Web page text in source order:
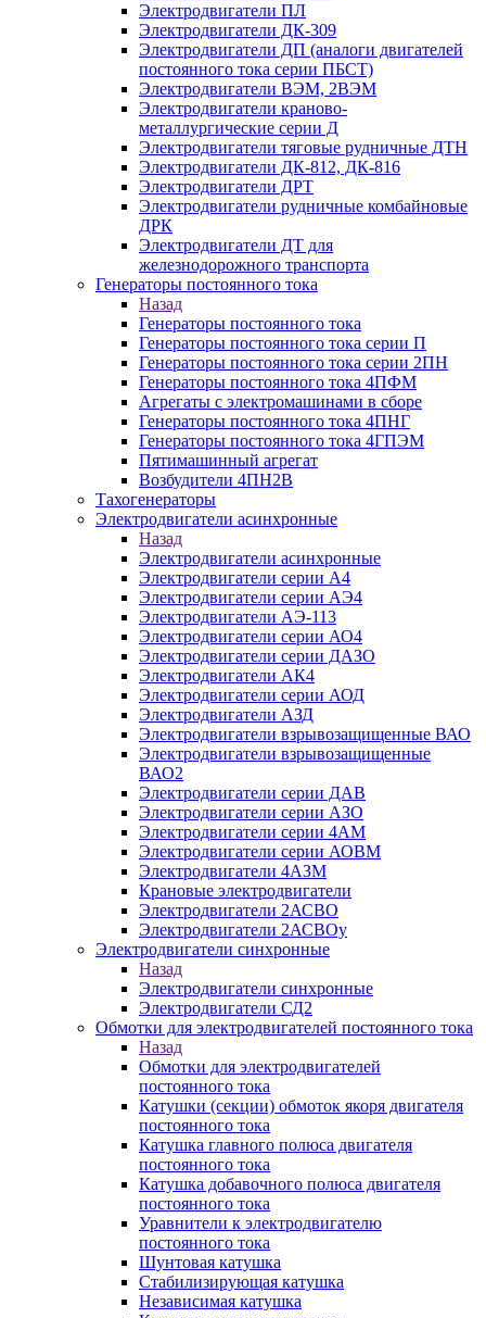
Электродвигатели ПЛ
Электродвигатели ДК-309
Электродвигатели ДП (аналоги двигателей
постоянного тока серии ПБСТ)
Электродвигатели ВЭМ, 2ВЭМ
Электродвигатели краново-
металлургические серии Д
Электродвигатели тяговые рудничные ДТН
Электродвигатели ДК-812, ДК-816
Электродвигатели ДРТ
Электродвигатели рудничные комбайновые
ДРК
Электродвигатели ДТ для
железнодорожного транспорта
Генераторы постоянного тока
Назад
Генераторы постоянного тока
Генераторы постоянного тока серии П
Генераторы постоянного тока серии 2ПН
Генераторы постоянного тока 4ПФМ
Агрегаты с электромашинами в сборе
Генераторы постоянного тока 4ПНГ
Генераторы постоянного тока 4ГПЭМ
Пятимашинный агрегат
Возбудители 4ПН2В
Тахогенераторы
Электродвигатели асинхронные
Назад
Электродвигатели асинхронные
Электродвигатели серии А4
Электродвигатели серии АЭ4
Электродвигатели АЭ-113
Электродвигатели серии АО4
Электродвигатели серии ДАЗО
Электродвигатели АК4
Электродвигатели серии АОД
Электродвигатели АЗД
Электродвигатели взрывозащищенные ВАО
Электродвигатели взрывозащищенные
ВАО2
Электродвигатели серии ДАВ
Электродвигатели серии АЗО
Электродвигатели серии 4АМ
Электродвигатели серии АОВМ
Электродвигатели 4АЗМ
Крановые электродвигатели
Электродвигатели 2АСВО
Электродвигатели 2АСВОу
Электродвигатели синхронные
Назад
Электродвигатели синхронные
Электродвигатели СД2
Обмотки для электродвигателей постоянного тока
Назад
Обмотки для электродвигателей
постоянного тока
Катушки (секции) обмоток якоря двигателя
постоянного тока
Катушка главного полюса двигателя
постоянного тока
Катушка добавочного полюса двигателя
постоянного тока
Уравнители к электродвигателю
постоянного тока
Шунтовая катушка
Стабилизирующая катушка
Независимая катушка